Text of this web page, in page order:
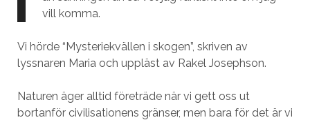
vill komma.
Vi hörde “Mysteriekvällen i skogen”, skriven av
lyssnaren Maria och uppläst av Rakel Josephson.
Naturen äger alltid företräde när vi gett oss ut
bortanför civilisationens gränser, men bara för det är vi